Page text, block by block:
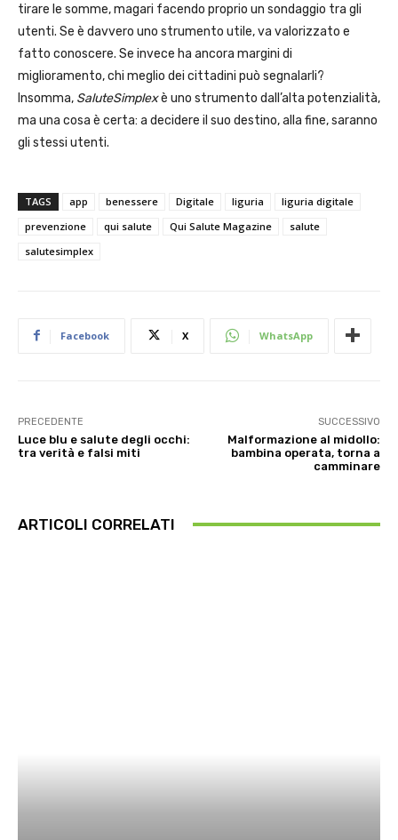
tirare le somme, magari facendo proprio un sondaggio tra gli
utenti. Se è davvero uno strumento utile, va valorizzato e
fatto conoscere. Se invece ha ancora margini di
miglioramento, chi meglio dei cittadini può segnalarli?
Insomma, SaluteSimplexè uno strumento dall’alta potenzialità,
ma una cosa è certa: a decidere il suo destino, alla fine, saranno
gli stessi utenti.
TAGS app benessere Digitale liguria
liguria digitale
prevenzione
qui salute Qui Salute Magazine
salute
salutesimplex
Facebook X WhatsApp
PRECEDENTE
Luce blu e salute degli occhi:
tra verità e falsi miti
SUCCESSIVO
Malformazione al midollo:
bambina operata, torna a
camminare
ARTICOLI CORRELATI